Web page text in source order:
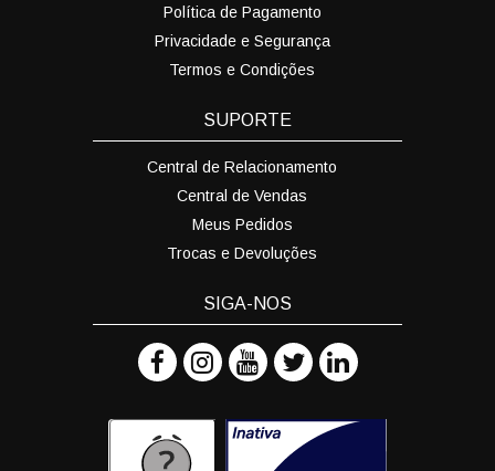
Política de Pagamento
Privacidade e Segurança
Termos e Condições
SUPORTE
Central de Relacionamento
Central de Vendas
Meus Pedidos
Trocas e Devoluções
SIGA-NOS